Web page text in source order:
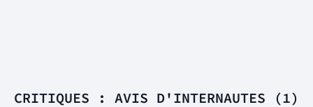
CRITIQUES : AVIS D'INTERNAUTES (1)